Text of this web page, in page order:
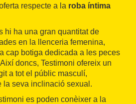
respecte a la roba íntima
hi ha una gran quantitat de
en la llenceria femenina,
cap botiga dedicada a les peces
doncs, Testimoni ofereix un
a tot el públic masculí,
la seva inclinació sexual.
es poden conèixer a la